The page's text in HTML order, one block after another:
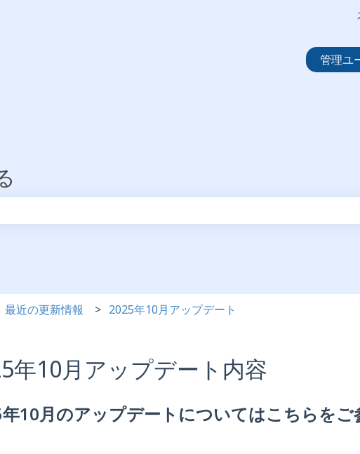
管理ユ
最近の更新情報 2025年10月アップデート
年10月アップデート内容
10月のアップデートについてはこちらをご